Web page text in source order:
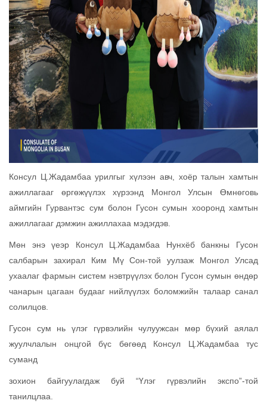
Консул Ц.Жадамбаа урилгыг хүлээн авч, хоёр талын хамтын
ажиллагааг өргөжүүлэх хүрээнд Монгол Улсын Өмнөговь
аймгийн Гурвантэс сум болон Гусон сумын хооронд хамтын
ажиллагааг дэмжин ажиллахаа мэдэгдэв.
Мөн энэ үеэр Консул Ц.Жадамбаа Нунхёб банкны Гусон
салбарын захирал Ким Мү Сон-той уулзаж Монгол Улсад
ухаалаг фармын систем нэвтрүүлэх болон Гусон сумын өндөр
чанарын цагаан будааг нийлүүлэх боломжийн талаар санал
солилцов.
Гусон сум нь үлэг гүрвэлийн чулуужсан мөр бүхий аялал
жуулчлалын онцгой бүс бөгөөд Консул Ц.Жадамбаа тус
суманд
зохион байгуулагдаж буй “Үлэг гүрвэлийн экспо”-той
танилцлаа.